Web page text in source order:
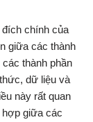
chính của
giữa các thành
thành phần
dữ liệu và
này rất quan
hợp giữa các